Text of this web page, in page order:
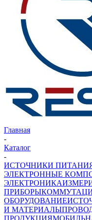
Главная
-
Каталог
-
ИСТОЧНИКИ
ЭЛЕКТРОННЫЕ
ЭЛЕКТРОНИКА
ПРИБОРЫ
ОБОРУДОВАНИЕ
И МАТЕРИАЛЫ
ПРОДУКЦИЯ